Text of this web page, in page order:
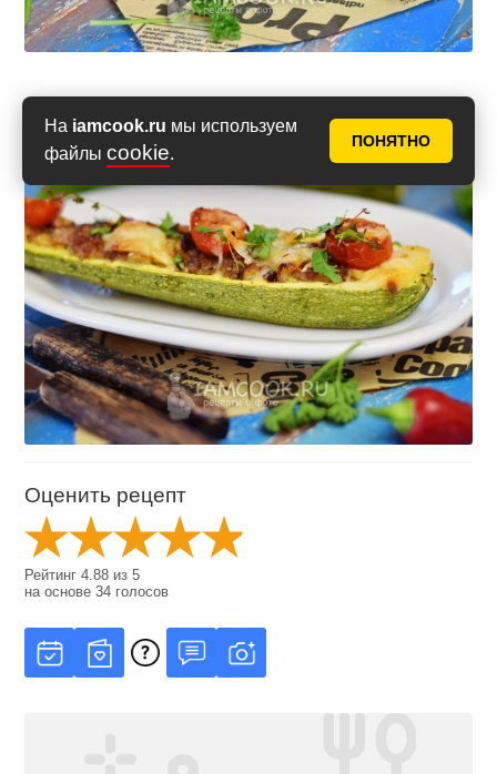
На iamcook.ru мы используем
файлы cookie.
ПОНЯТНО
Оценить рецепт
Рейтинг4.88 из5
на основе34 голосов